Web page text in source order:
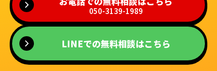
050-3139-1989
LINEでの無料相談はこちら